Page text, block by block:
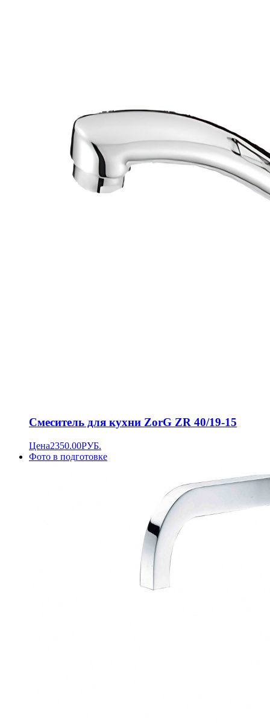
Смеситель для кухни ZorG ZR 40/19-15
Цена2350.00РУБ.
Фото в подготовке